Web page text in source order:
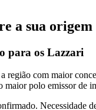
a sua origem
para os Lazzari
região com maior
maior polo emissor de
Necessidade